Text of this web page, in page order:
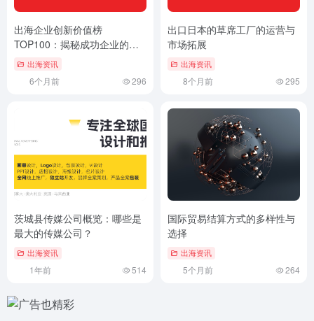
出海企业创新价值榜
TOP100：揭秘成功企业的出
海策略
出海资讯
6个月前 296
出口日本的草席工厂的运营与
市场拓展
出海资讯
8个月前 295
茨城县传媒公司概览：哪些是
最大的传媒公司？
出海资讯
1年前 514
国际贸易结算方式的多样性与
选择
出海资讯
5个月前 264